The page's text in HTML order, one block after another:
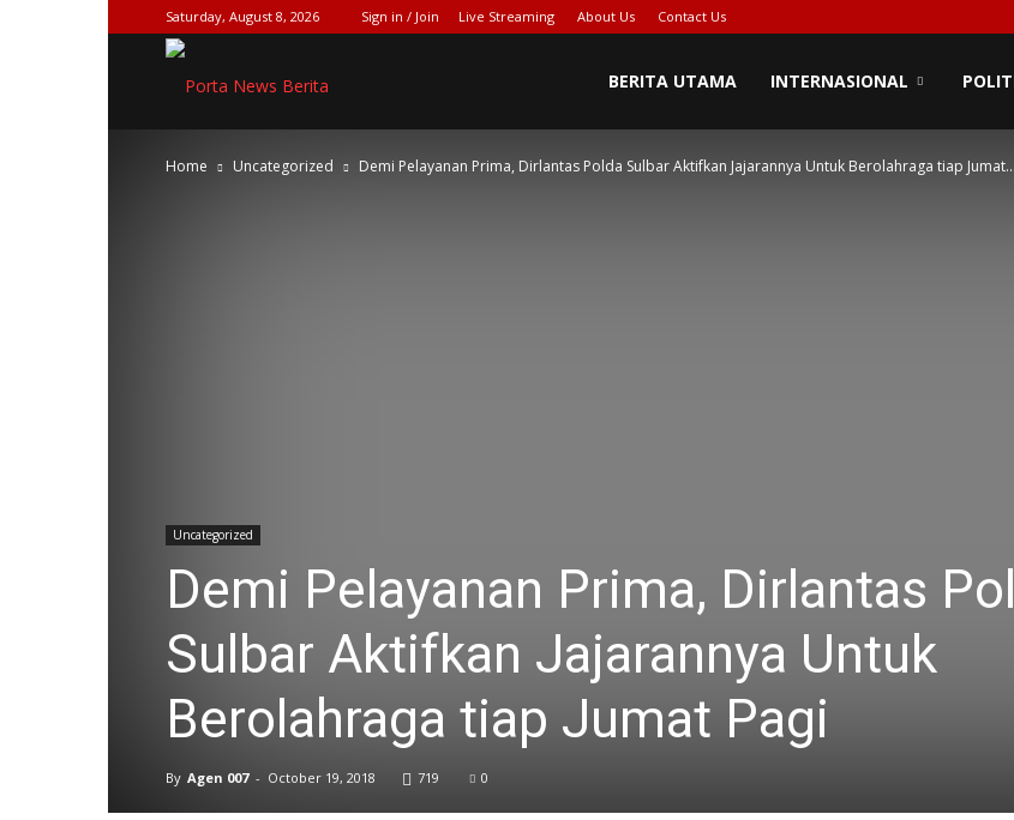
Saturday, August 8, 2026 Sign in / Join Live Streaming About Us Contact Us
NEWS[DOT]COM
BERITA UTAMA INTERNASIONAL
Home Uncategorized Demi Pelayanan Prima, Dirlantas Polda Sulbar Aktifkan Jajarannya Untuk Berolahraga tiap Jumat...
Uncategorized
Demi Pelayanan Prima, Dirlantas
Sulbar Aktifkan Jajarannya Untuk
Berolahraga tiap Jumat Pagi
By Agen 007 - October 19, 2018 719 0